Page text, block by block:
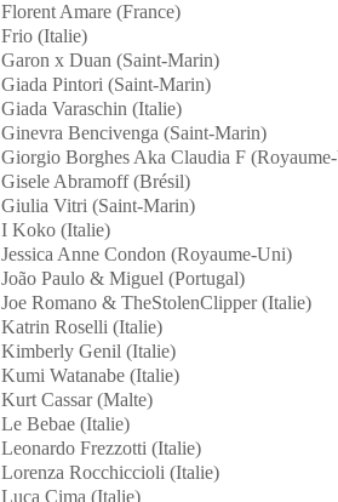
Florent Amare (France)
Frio (Italie)
Garon x Duan (Saint-Marin)
Giada Pintori (Saint-Marin)
Giada Varaschin (Italie)
Ginevra Bencivenga (Saint-Marin)
Giorgio Borghes Aka Claudia F
Gisele Abramoff (Brésil)
Giulia Vitri (Saint-Marin)
I Koko (Italie)
Jessica Anne Condon (Royaume-Uni)
João Paulo & Miguel (Portugal)
Joe Romano & TheStolenClipper (Italie)
Katrin Roselli (Italie)
Kimberly Genil (Italie)
Kumi Watanabe (Italie)
Kurt Cassar (Malte)
Le Bebae (Italie)
Leonardo Frezzotti (Italie)
Lorenza Rocchiccioli (Italie)
Luca Cima (Italie)